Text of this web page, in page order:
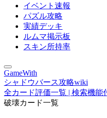
イベント速報
パズル攻略
実績デッキ
ルムマ掲示板
スキン所持率
GameWith
シャドウバース攻略wiki
全カード評価一覧 | 検索機能
破壊カード一覧